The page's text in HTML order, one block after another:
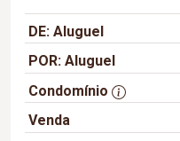
DE: Aluguel
POR: Aluguel
Condomínio
Venda